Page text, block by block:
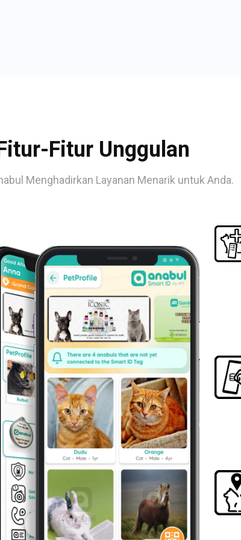
Fitur Unggulan
Menghadirkan Layanan Menarik untuk Anda.